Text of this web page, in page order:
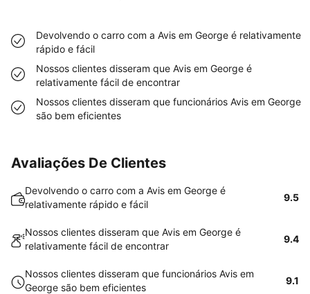
Devolvendo o carro com a Avis em George é relativamente
rápido e fácil
Nossos clientes disseram que Avis em George é
relativamente fácil de encontrar
Nossos clientes disseram que funcionários Avis em George
são bem eficientes
Avaliações De Clientes
Devolvendo o carro com a Avis em George é
relativamente rápido e fácil
9.5
Nossos clientes disseram que Avis em George é
relativamente fácil de encontrar
9.4
Nossos clientes disseram que funcionários Avis em
George são bem eficientes
9.1